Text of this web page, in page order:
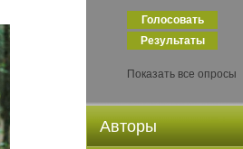
Показать все опросы
Авторы